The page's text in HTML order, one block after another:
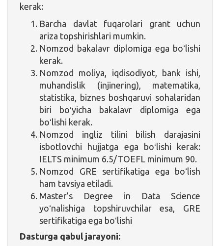
kerak:
Barcha davlat fuqarolari grant uchun
ariza topshirishlari mumkin.
Nomzod bakalavr diplomiga ega boʻlishi
kerak.
Nomzod moliya, iqdisodiyot, bank ishi,
muhandislik (injinering), matematika,
statistika, biznes boshqaruvi sohalaridan
biri boʻyicha bakalavr diplomiga ega
boʻlishi kerak.
Nomzod ingliz tilini bilish darajasini
isbotlovchi hujjatga ega boʻlishi kerak:
IELTS minimum 6.5/TOEFL minimum 90.
Nomzod GRE sertifikatiga ega boʻlish
ham tavsiya etiladi.
Master’s Degree in Data Science
yoʻnalishiga topshiruvchilar esa, GRE
sertifikatiga ega boʻlishi
Dasturga qabul jarayoni: